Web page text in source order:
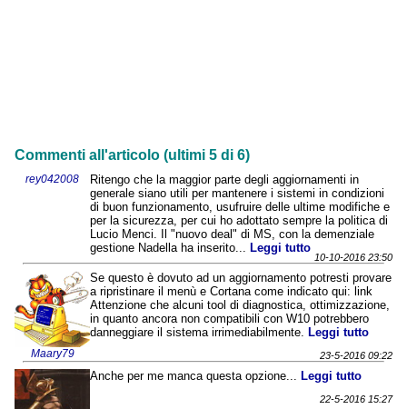
Commenti all'articolo (ultimi 5 di 6)
rey042008
Ritengo che la maggior parte degli aggiornamenti in
generale siano utili per mantenere i sistemi in condizioni
di buon funzionamento, usufruire delle ultime modifiche e
per la sicurezza, per cui ho adottato sempre la politica di
Lucio Menci. Il "nuovo deal" di MS, con la demenziale
gestione Nadella ha inserito... Leggi tutto
10-10-2016 23:50
Maary79
Se questo è dovuto ad un aggiornamento potresti provare
a ripristinare il menù e Cortana come indicato qui: link
Attenzione che alcuni tool di diagnostica, ottimizzazione,
in quanto ancora non compatibili con W10 potrebbero
danneggiare il sistema irrimediabilmente. Leggi tutto
23-5-2016 09:22
Anche per me manca questa opzione... Leggi tutto
22-5-2016 15:27